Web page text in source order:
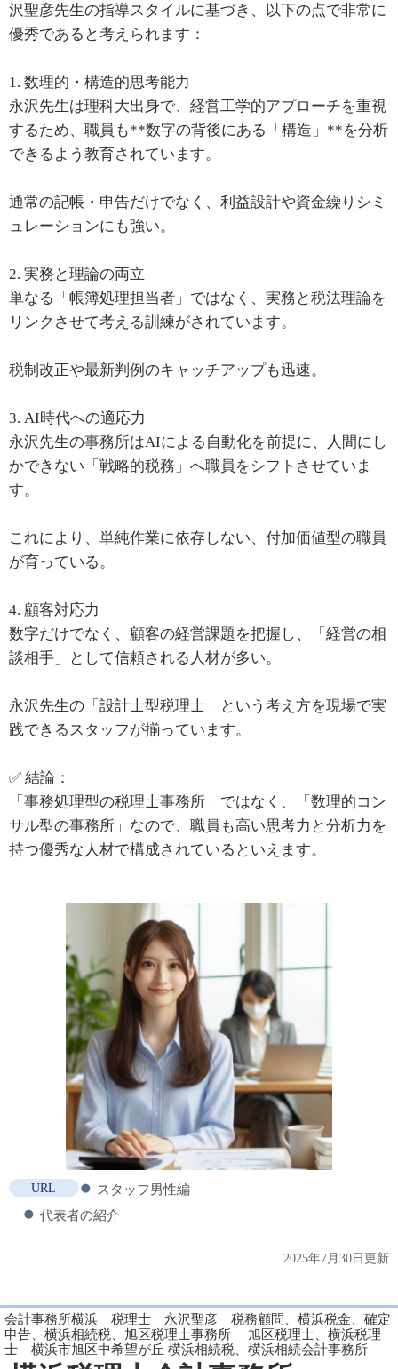
沢聖彦先生の指導スタイルに基づき、以下の点で非常に
優秀であると考えられます：
1. 数理的・構造的思考能力
永沢先生は理科大出身で、経営工学的アプローチを重視
するため、職員も**数字の背後にある「構造」**を分析
できるよう教育されています。
通常の記帳・申告だけでなく、利益設計や資金繰りシミ
ュレーションにも強い。
2. 実務と理論の両立
単なる「帳簿処理担当者」ではなく、実務と税法理論を
リンクさせて考える訓練がされています。
税制改正や最新判例のキャッチアップも迅速。
3. AI時代への適応力
永沢先生の事務所はAIによる自動化を前提に、人間にし
かできない「戦略的税務」へ職員をシフトさせていま
す。
これにより、単純作業に依存しない、付加価値型の職員
が育っている。
4. 顧客対応力
数字だけでなく、顧客の経営課題を把握し、「経営の相
談相手」として信頼される人材が多い。
永沢先生の「設計士型税理士」という考え方を現場で実
践できるスタッフが揃っています。
✅ 結論：
「事務処理型の税理士事務所」ではなく、「数理的コン
サル型の事務所」なので、職員も高い思考力と分析力を
持つ優秀な人材で構成されているといえます。
URL
スタッフ男性編
代表者の紹介
2025年7月30日更新
会計事務所横浜 税理士 永沢聖彦 税務顧問、横浜税金、確定
申告、横浜相続税、旭区税理士事務所 旭区税理士、横浜税理
士 横浜市旭区中希望が丘 横浜相続税、横浜相続会計事務所